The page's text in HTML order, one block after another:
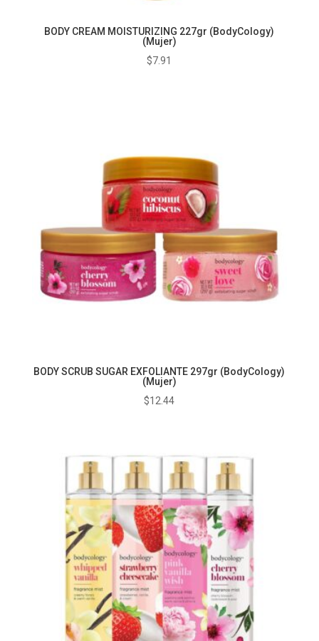
BODY CREAM MOISTURIZING 227gr (BodyCology)
(Mujer)
$7.91
BODY SCRUB SUGAR EXFOLIANTE 297gr (BodyCology)
(Mujer)
$12.44